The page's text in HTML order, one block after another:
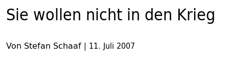
Sie wollen nicht in den Krieg
Von Stefan Schaaf | 11. Juli 2007